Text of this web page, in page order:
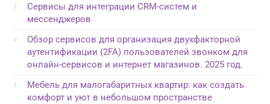
Сервисы для интеграции CRM-систем и
мессенджеров
Обзор сервисов для организация двухфакторной
аутентификации (2FA) пользователей звонком для
онлайн-сервисов и интернет магазинов. 2025 год.
Мебель для малогабаритных квартир: как создать
комфорт и уют в небольшом пространстве